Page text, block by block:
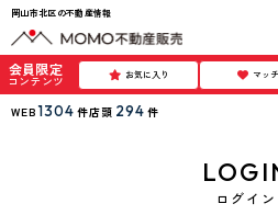
岡山市北区の不動産情報
会員限定
コンテンツ お気に入り マッ
WEB 1304 件店頭 294 件
ログイン